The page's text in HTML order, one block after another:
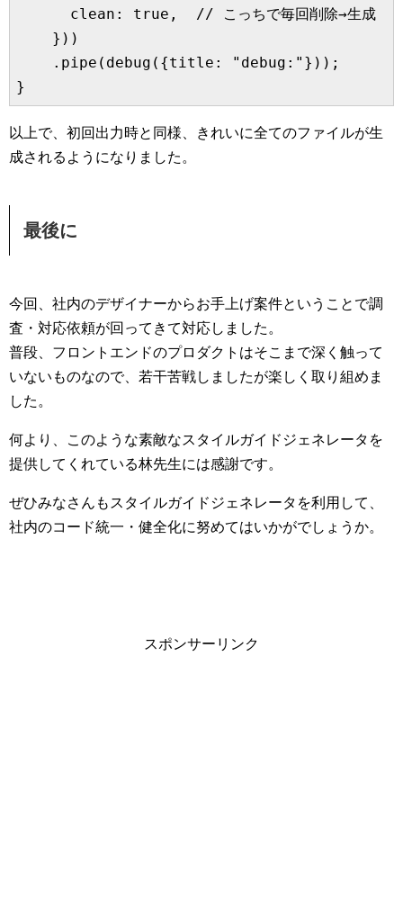
      clean: true,  // こっちで毎回削除→生成
    }))
    .pipe(debug({title: "debug:"}));
}
以上で、初回出力時と同様、きれいに全てのファイルが生
成されるようになりました。
最後に
今回、社内のデザイナーからお手上げ案件ということで調
査・対応依頼が回ってきて対応しました。
普段、フロントエンドのプロダクトはそこまで深く触って
いないものなので、若干苦戦しましたが楽しく取り組めま
した。
何より、このような素敵なスタイルガイドジェネレータを
提供してくれている林先生には感謝です。
ぜひみなさんもスタイルガイドジェネレータを利用して、
社内のコード統一・健全化に努めてはいかがでしょうか。
スポンサーリンク